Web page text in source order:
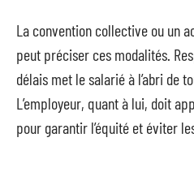
La convention collective ou un
peut préciser ces modalités.
délais met le salarié à l’abri de
L’employeur, quant à lui, doit
pour garantir l’équité et éviter